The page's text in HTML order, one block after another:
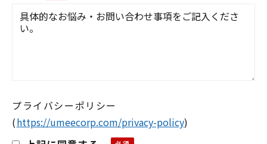
プライバシーポリシー
(https://umeecorp.com/privacy-policy)